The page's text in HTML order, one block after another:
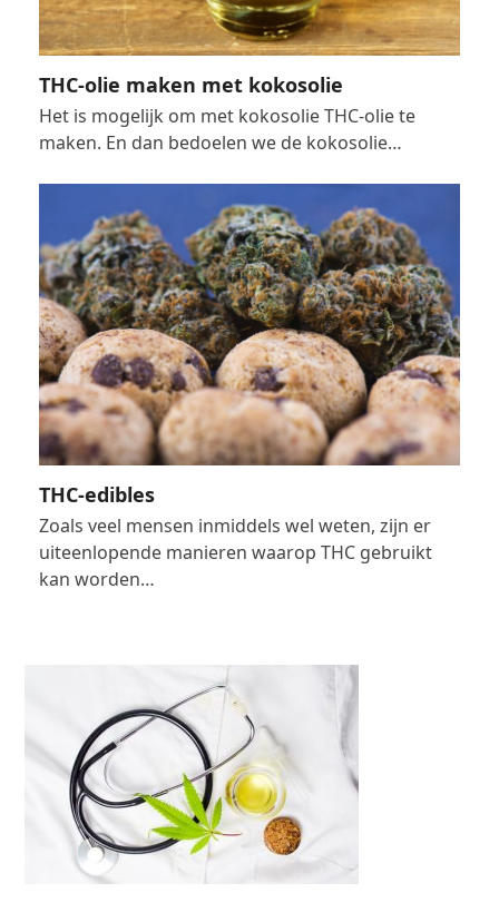
THC-olie maken met kokosolie
Het is mogelijk om met kokosolie THC-olie te
maken. En dan bedoelen we de kokosolie…
THC-edibles
Zoals veel mensen inmiddels wel weten, zijn er
uiteenlopende manieren waarop THC gebruikt
kan worden…